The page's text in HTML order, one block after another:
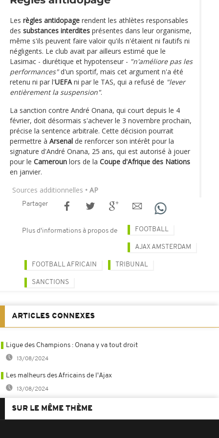
Les règles antidopage rendent les athlètes responsables
des substances interdites présentes dans leur organisme,
même s'ils peuvent faire valoir qu'ils n'étaient ni fautifs ni
négligents. Le club avait par ailleurs estimé que le
Lasimac - diurétique et hypotenseur - "n'améliore pas les
performances"d'un sportif, mais cet argument n'a été
retenu ni par l'UEFAni par le TAS, qui a refusé de "lever
entièrement la suspension".
La sanction contre André Onana, qui court depuis le 4
février, doit désormais s'achever le 3 novembre prochain,
précise la sentence arbitrale. Cette décision pourrait
permettre à Arsenal de renforcer son intérêt pour la
signature d'André Onana, 25 ans, qui est autorisé à jouer
pour le Cameroun lors de la Coupe d'Afrique des Nations
en janvier.
Sources additionnelles • AP
Partager
Plus d'informations à propos de FOOTBALL
AJAX AMSTERDAM
FOOTBALL AFRICAIN TRIBUNAL
SANCTIONS
ARTICLES CONNEXES
Ligue des Champions : Onana y va tout droit
13/08/2024
Les malheurs des Africains de l'Ajax
13/08/2024
SUR LE MÊME THÈME